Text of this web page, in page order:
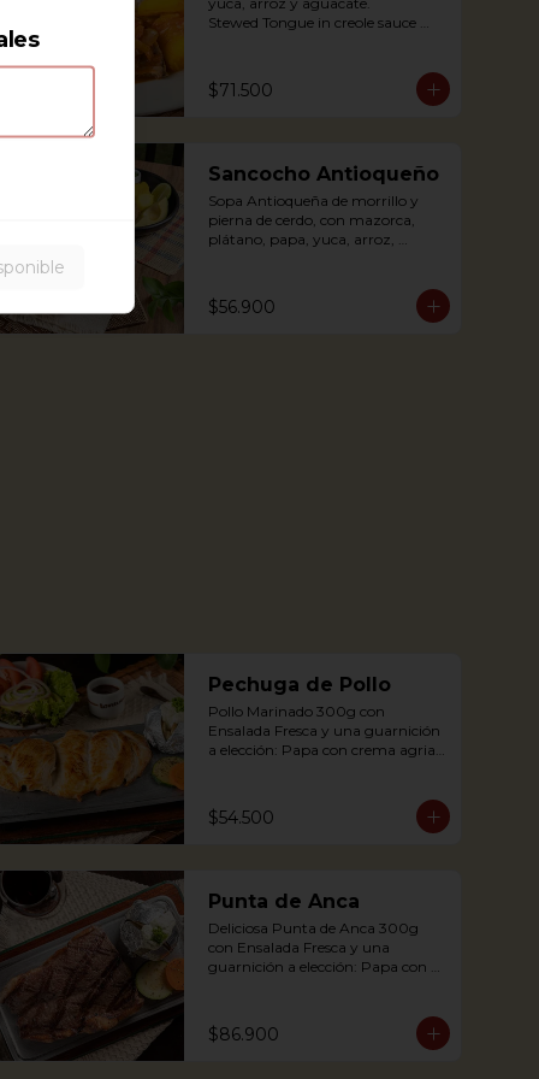
Stewed Tongue in creole sauce
$71.500
Sancocho Antioqueño
Sopa Antioqueña de morrillo y
pierna de cerdo, con mazorca,
plátano, papa, yuca, arroz,
*Disponible solo los fines de
$56.900
Pechuga de Pollo
Pollo Marinado 300g con
Ensalada Fresca y una guarnición
a elección: Papa con crema agria,
de Yuca, Puré de papa y
arracacha.
baked potato with sour cream,
accompanied with a fresh salad.
$54.500
Punta de Anca
Deliciosa Punta de Anca 300g
con Ensalada Fresca y una
guarnición a elección: Papa con
de quesito, Palitos de Yuca, Puré
de papa y arracacha
$86.900